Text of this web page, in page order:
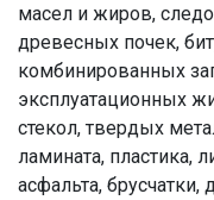
масел и жиров,
древесных почек,
комбинированных
эксплуатационных
стекол, твердых
ламината, пластика,
асфальта,